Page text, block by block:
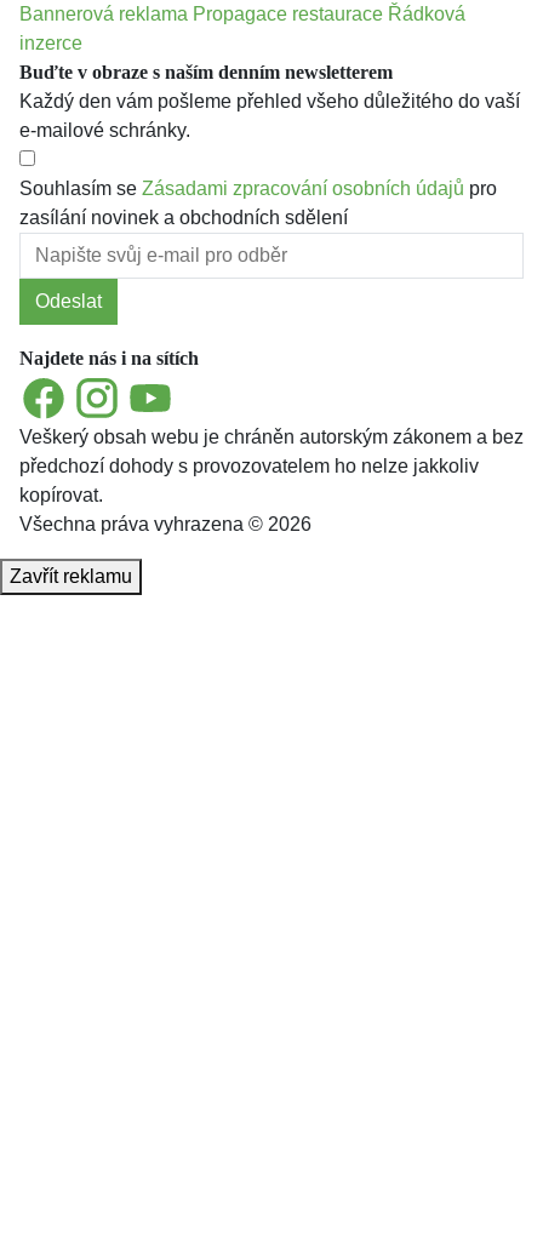
Bannerová reklama Propagace restaurace Řádková
inzerce
Buďte v obraze s naším denním newsletterem
Každý den vám pošleme přehled všeho důležitého do vaší
e-mailové schránky.
Souhlasím se Zásadami zpracování osobních údajů pro
zasílání novinek a obchodních sdělení
Odeslat
Najdete nás i na sítích
FacebookInstagramYouTube
Veškerý obsah webu je chráněn autorským zákonem a bez
předchozí dohody s provozovatelem ho nelze jakkoliv
kopírovat.
Všechna práva vyhrazena © 2026
Zavřít reklamu